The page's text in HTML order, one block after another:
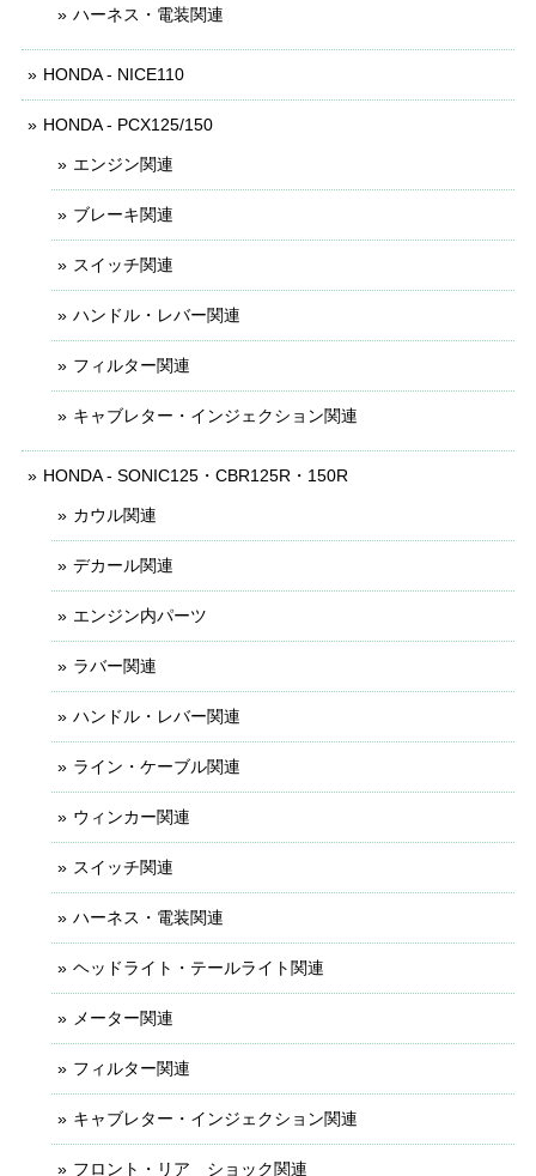
ハーネス・電装関連
HONDA - NICE110
HONDA - PCX125/150
エンジン関連
ブレーキ関連
スイッチ関連
ハンドル・レバー関連
フィルター関連
キャブレター・インジェクション関連
HONDA - SONIC125・CBR125R・150R
カウル関連
デカール関連
エンジン内パーツ
ラバー関連
ハンドル・レバー関連
ライン・ケーブル関連
ウィンカー関連
スイッチ関連
ハーネス・電装関連
ヘッドライト・テールライト関連
メーター関連
フィルター関連
キャブレター・インジェクション関連
フロント・リア ショック関連